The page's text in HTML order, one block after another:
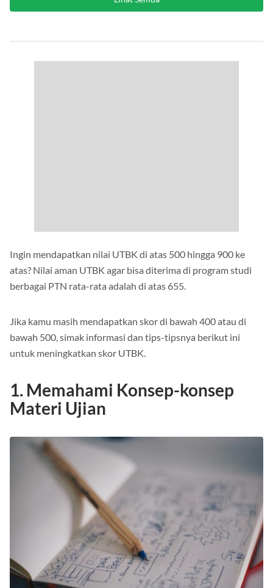
Ingin mendapatkan nilai UTBK di atas 500 hingga 900 ke
atas? Nilai aman UTBK agar bisa diterima di program studi
berbagai PTN rata-rata adalah di atas 655.
Jika kamu masih mendapatkan skor di bawah 400 atau di
bawah 500, simak informasi dan tips-tipsnya berikut ini
untuk meningkatkan skor UTBK.
1. Memahami Konsep-konsep
Materi Ujian